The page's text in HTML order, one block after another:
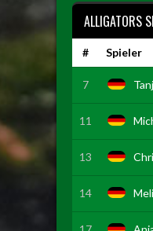
ALLIGATORS
# Spieler
7
11
13
14